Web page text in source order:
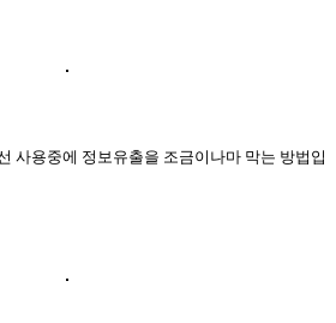
사용중에 정보유출을 조금이나마 막는 방법입